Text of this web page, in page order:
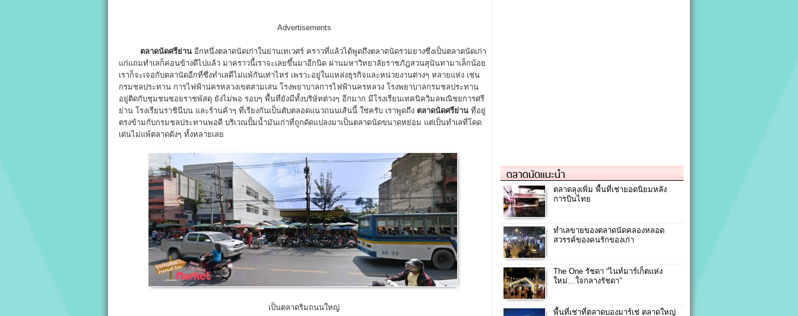
Advertisements
ตลาดนัดศรีย่าน อีกหนึ่งตลาดนัดเก่าในย่านเทเวศร์ คราวที่แล้วได้พูดถึงตลาดนัดรวมยางซึ่งเป็นตลาดนัดเก่า
แก่แถมทำเลก็ค่อนข้างดีไปแล้ว มาคราวนี้เราจะเลยขึ้นมาอีกนิด ผ่านมหาวิทยาลัยราชภัฎสวนสุนันทามาเล็กน้อย
เราก็จะเจอกับตลานัดอีกที่ซึ่งทำเลดีไม่แพ้กันเท่าไหร่ เพราะอยู่ในแหล่งธุรกิจและหน่วยงานต่างๆ หลายแห่ง เช่น
กรมชลประทาน การไฟฟ้านครหลวงเขตสามเสน โรงพยาบาลการไฟฟ้านครหลวง โรงพยาบาลกรมชลประทาน
อยู่ติดกับชุมชนซอยราชพัสดุ ยังไม่พอ รอบๆ พื้นที่ยังมีทั้งบริษัทต่างๆ อีกมาก มีโรงเรียนเทคนิควิมลพณิชยการศรี
ย่าน โรงเรียนราชินีบน และร้านค้าๆ ที่เรียงกันเป็นตับตลอดแนวถนนเส้นนี้ ใช่ครับ เราพูดถึง ตลาดนัดศรีย่าน ที่อยู่
ตรงข้ามกับกรมชลประทานพอดี บริเวณปั้มน้ำมันเก่าที่ถูกดัดแปลงมาเป็นตลาดนัดขนาดหย่อม แต่เป็นทำเลที่โดด
เด่นไม่แพ้ตลาดดังๆ ทั้งหลายเลย
เป็นตลาดริมถนนใหญ่
ตลาดนัดแนะนำ
ตลาดลุงเพิ่ม พื้นที่เช่ายอดนิยมหลัง
การบินไทย
ทำเลขายของตลาดนัดคลองหลอด
สวรรค์ของคนรักของเก่า
The One รัชดา “ไนท์มาร์เก็ตแห่ง
ใหม่…ใจกลางรัชดา”
พื้นที่เช่าที่ตลาดบองมาร์เช่ ตลาดใหญ่